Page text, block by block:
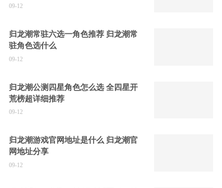
09-12
归龙潮常驻六选一角色推荐 归龙潮常
驻角色选什么
09-12
归龙潮公测四星角色怎么选 全四星开
荒榜超详细推荐
09-12
归龙潮游戏官网地址是什么 归龙潮官
网地址分享
09-12